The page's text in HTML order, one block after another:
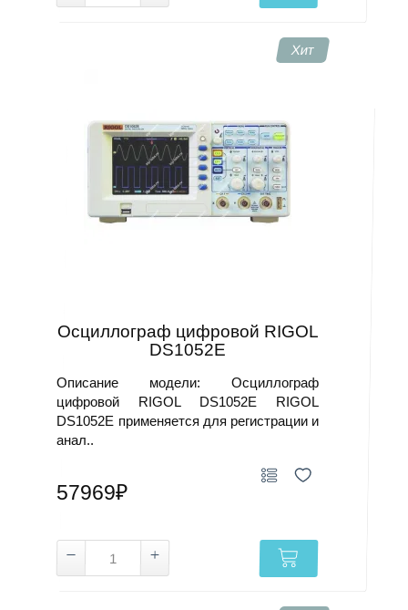
Хит
Осциллограф цифровой RIGOL
DS1052E
Описание модели: Осциллограф
цифровой RIGOL DS1052E RIGOL
DS1052E применяется для регистрации и
анал..
57969₽